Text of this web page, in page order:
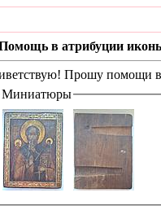
в атрибуции
Прошу помощи в
Миниатюры